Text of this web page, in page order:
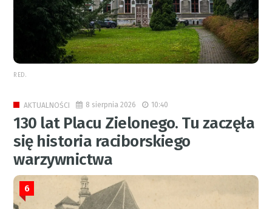
RED.
AKTUALNOŚCI 8 sierpnia 2026 10:40
130 lat Placu Zielonego. Tu zaczęła
się historia raciborskiego
warzywnictwa
6